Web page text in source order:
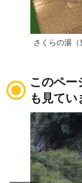
さくらの湯（
このペー
も見てい